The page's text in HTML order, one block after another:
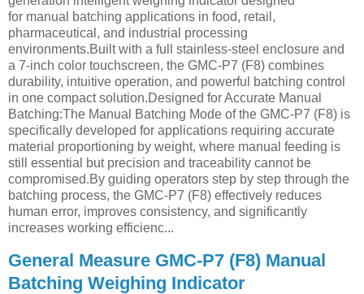
for manual batching applications in food, retail,
pharmaceutical, and industrial processing
environments.Built with a full stainless-steel enclosure and
a 7-inch color touchscreen, the GMC-P7 (F8) combines
durability, intuitive operation, and powerful batching control
in one compact solution.Designed for Accurate Manual
Batching:The Manual Batching Mode of the GMC-P7 (F8) is
specifically developed for applications requiring accurate
material proportioning by weight, where manual feeding is
still essential but precision and traceability cannot be
compromised.By guiding operators step by step through the
batching process, the GMC-P7 (F8) effectively reduces
human error, improves consistency, and significantly
increases working efficienc...
General Measure GMC-P7 (F8) Manual
Batching Weighing Indicator